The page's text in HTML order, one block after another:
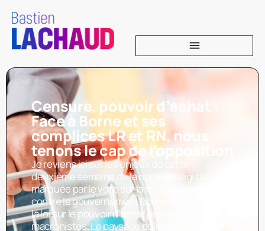
Censure, pouvoir d’achat :
Face à Borne et ses
complices LR et RN, nous
tenons le cap de l’opposition
Je reviens ici sur les enjeux de cette
deuxième semaine de la nouvelle législature,
marquée par le vote sur la motion de censure
contre le gouvernement Borne et l’examen de
la loi sur le pouvoir d’achat présentée par les
macronistes. Le paysage politique se clarifie.